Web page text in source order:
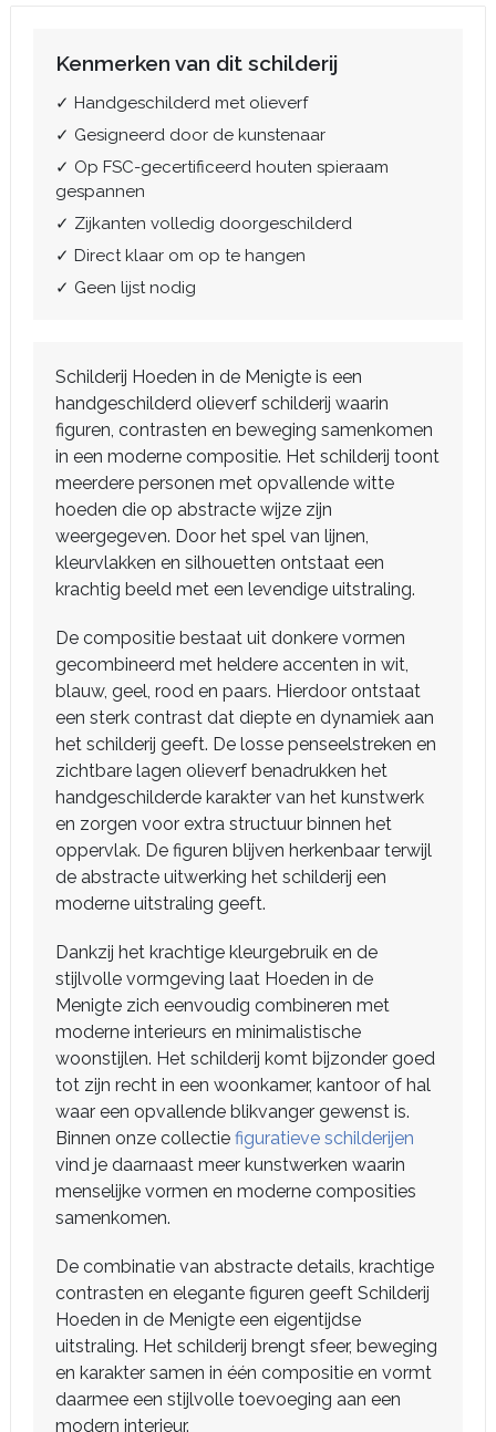
Kenmerken van dit schilderij
✓ Handgeschilderd met olieverf
✓ Gesigneerd door de kunstenaar
✓ Op FSC-gecertificeerd houten spieraam
gespannen
✓ Zijkanten volledig doorgeschilderd
✓ Direct klaar om op te hangen
✓ Geen lijst nodig
Schilderij Hoeden in de Menigte is een
handgeschilderd olieverf schilderij waarin
figuren, contrasten en beweging samenkomen
in een moderne compositie. Het schilderij toont
meerdere personen met opvallende witte
hoeden die op abstracte wijze zijn
weergegeven. Door het spel van lijnen,
kleurvlakken en silhouetten ontstaat een
krachtig beeld met een levendige uitstraling.
De compositie bestaat uit donkere vormen
gecombineerd met heldere accenten in wit,
blauw, geel, rood en paars. Hierdoor ontstaat
een sterk contrast dat diepte en dynamiek aan
het schilderij geeft. De losse penseelstreken en
zichtbare lagen olieverf benadrukken het
handgeschilderde karakter van het kunstwerk
en zorgen voor extra structuur binnen het
oppervlak. De figuren blijven herkenbaar terwijl
de abstracte uitwerking het schilderij een
moderne uitstraling geeft.
Dankzij het krachtige kleurgebruik en de
stijlvolle vormgeving laat Hoeden in de
Menigte zich eenvoudig combineren met
moderne interieurs en minimalistische
woonstijlen. Het schilderij komt bijzonder goed
tot zijn recht in een woonkamer, kantoor of hal
waar een opvallende blikvanger gewenst is.
Binnen onze collectie figuratieve schilderijen
vind je daarnaast meer kunstwerken waarin
menselijke vormen en moderne composities
samenkomen.
De combinatie van abstracte details, krachtige
contrasten en elegante figuren geeft Schilderij
Hoeden in de Menigte een eigentijdse
uitstraling. Het schilderij brengt sfeer, beweging
en karakter samen in één compositie en vormt
daarmee een stijlvolle toevoeging aan een
modern interieur.